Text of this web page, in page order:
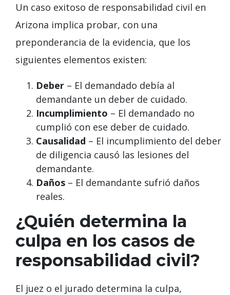
Un caso exitoso de responsabilidad civil en
Arizona implica probar, con una
preponderancia de la evidencia, que los
siguientes elementos existen:
Deber – El demandado debía al
demandante un deber de cuidado.
Incumplimiento – El demandado no
cumplió con ese deber de cuidado.
Causalidad – El incumplimiento del deber
de diligencia causó las lesiones del
demandante.
Daños – El demandante sufrió daños
reales.
¿Quién determina la
culpa en los casos de
responsabilidad civil?
El juez o el jurado determina la culpa,